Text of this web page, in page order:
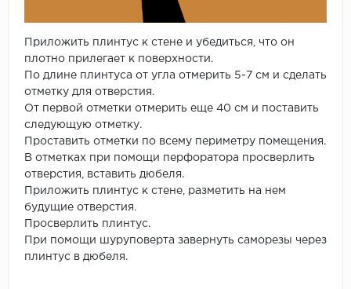
Приложить плинтус к стене и убедиться, что он
плотно прилегает к поверхности.
По длине плинтуса от угла отмерить 5-7 см и сделать
отметку для отверстия.
От первой отметки отмерить еще 40 см и поставить
следующую отметку.
Проставить отметки по всему периметру помещения.
В отметках при помощи перфоратора просверлить
отверстия, вставить дюбеля.
Приложить плинтус к стене, разметить на нем
будущие отверстия.
Просверлить плинтус.
При помощи шуруповерта завернуть саморезы через
плинтус в дюбеля.